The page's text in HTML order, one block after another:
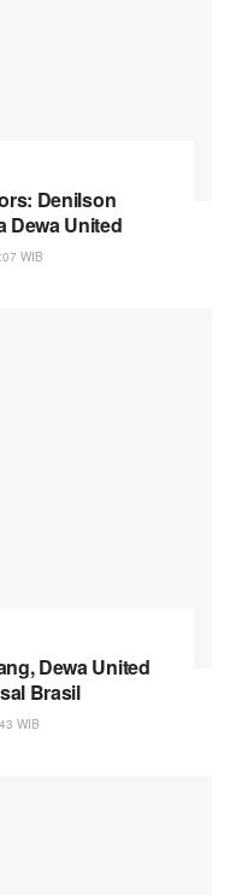
Denilson
Dewa United
WIB
Dewa United
Brasil
WIB